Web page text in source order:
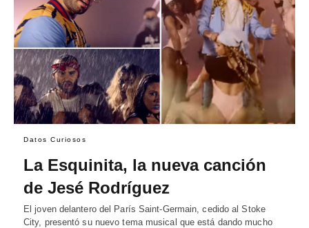
Datos Curiosos
La Esquinita, la nueva canción
de Jesé Rodríguez
El joven delantero del París Saint-Germain, cedido al Stoke
City, presentó su nuevo tema musical que está dando mucho